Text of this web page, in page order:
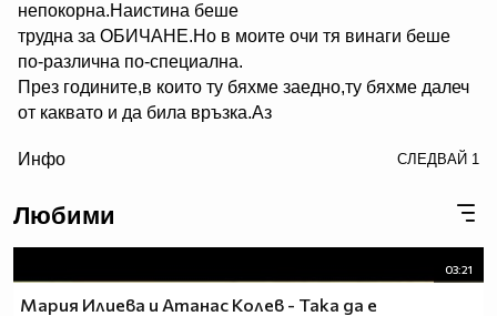
непокорна.Наистина беше
трудна за ОБИЧАНЕ.Но в моите очи тя винаги беше
по-различна по-специална.
През годините,в които ту бяхме заедно,ту бяхме далеч
от каквато и да била връзка.Аз
другите момичета нямаха ключ.
Нямаш право на избор дали да бъдеш наранен - сам
Инфо СЛЕДВАЙ 1
Любими
03:21
Мария Илиева и Атанас Колев - Така да е